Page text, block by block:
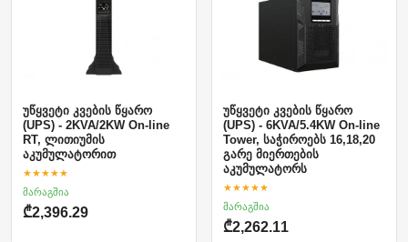
უწყვეტი კვების წყარო
(UPS) - 2KVA/2KW On-line
RT, ლითიუმის
აკუმულატორით
★★★★★
მარაგშია
₾2,396.29
უწყვეტი კვების წყარო
(UPS) - 6KVA/5.4KW On-line
Tower, საჭიროებს 16,18,20
გარე მიერთების
აკუმულატორს
★★★★★
მარაგშია
₾2,262.11